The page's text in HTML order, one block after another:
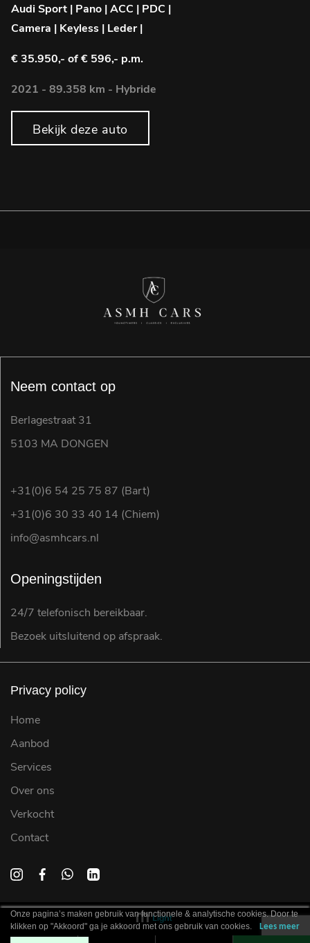
Audi Sport | Pano | ACC | PDC |
Camera | Keyless | Leder |
€ 35.950,- of € 596,- p.m.
2021 - 89.358 km - Hybride
Bekijk deze auto
Neem contact op
Berlagestraat 31
5103 MA DONGEN
+31(0)6 54 25 75 87 (Bart)
+31(0)6 30 33 40 14 (Chiem)
info@asmhcars.nl
Openingstijden
24/7 telefonisch bereikbaar.
Bezoek uitsluitend op afspraak.
Privacy policy
Home
Aanbod
Services
Over ons
Verkocht
Contact
Onze pagina’s maken gebruik van functionele & analytische cookies. Door te
klikken op "Akkoord" ga je akkoord met ons gebruik van cookies.
Lees meer